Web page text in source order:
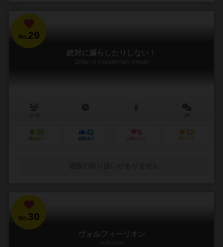
No.29
絶対に漏らしたりしない！
Zettai ni morashi tari shinai!
36
興味あり
42
経験あり
6
お気に入り
52
持ってる
No.30
ヴォルフィーリオン
Volfyirion